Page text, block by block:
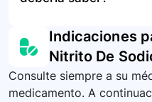
incautación, visión
disnea, taquipnea y
eliminación de
gestión de la
podría requerir
contrarrestar los
abierta con el equipo
historia clínica y
durante el
Asegúrese de
Indicaciones
Nitrito De
Consulte siempre a su
medicamento. A